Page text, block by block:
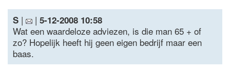
S | | 5-12-2008 10:58
Wat een waardeloze adviezen, is die man 65 + of
zo? Hopelijk heeft hij geen eigen bedrijf maar een
baas.